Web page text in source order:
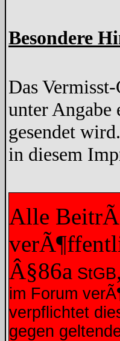
Besondere
Das
unter
gesendet
in diesem
Alle
Â§86a StGB
im Forum
verpflichtet
gegen